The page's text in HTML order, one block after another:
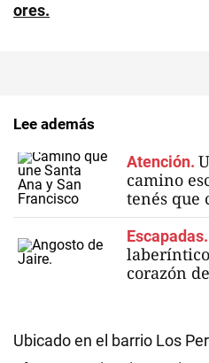
ores.
Lee además
Atención.
camino
tenés que
Escapadas.
corazón
Ubicado en el barrio Los